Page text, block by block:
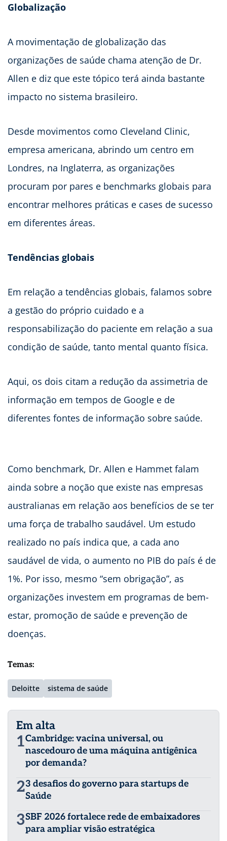
Globalização
A movimentação de globalização das
organizações de saúde chama atenção de Dr.
Allen e diz que este tópico terá ainda bastante
impacto no sistema brasileiro.
Desde movimentos como Cleveland Clinic,
empresa americana, abrindo um centro em
Londres, na Inglaterra, as organizações
procuram por pares e benchmarks globais para
encontrar melhores práticas e cases de sucesso
em diferentes áreas.
Tendências globais
Em relação a tendências globais, falamos sobre
a gestão do próprio cuidado e a
responsabilização do paciente em relação a sua
condição de saúde, tanto mental quanto física.
Aqui, os dois citam a redução da assimetria de
informação em tempos de Google e de
diferentes fontes de informação sobre saúde.
Como benchmark, Dr. Allen e Hammet falam
ainda sobre a noção que existe nas empresas
australianas em relação aos benefícios de se ter
uma força de trabalho saudável. Um estudo
realizado no país indica que, a cada ano
saudável de vida, o aumento no PIB do país é de
1%. Por isso, mesmo “sem obrigação”, as
organizações investem em programas de bem-
estar, promoção de saúde e prevenção de
doenças.
Temas:
Deloitte sistema de saúde
Em alta
1Cambridge: vacina universal, ou
nascedouro de uma máquina antigênica
por demanda?
23 desafios do governo para startups de
Saúde
3SBF 2026 fortalece rede de embaixadores
para ampliar visão estratégica